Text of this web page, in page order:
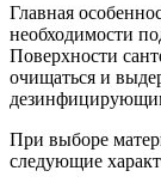
Главная
необходимости
Поверхности
очищаться и
При выборе
следующие